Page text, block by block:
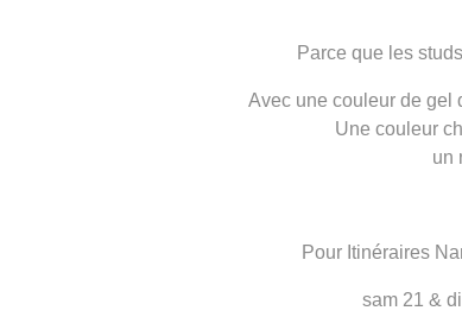
Parce que les
Avec une couleur de gel
Une couleur
un
Pour Itinéraires
sam 21 &